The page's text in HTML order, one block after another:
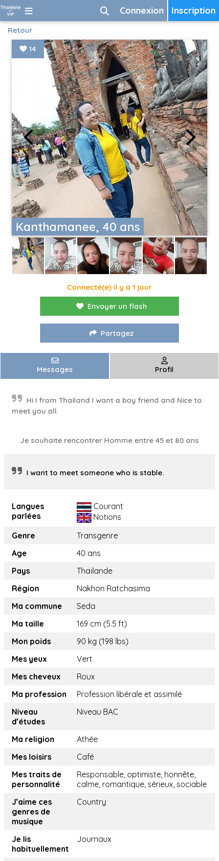
Inscription
Connexion
Retour
Kanthamanee, 40 ans
14
Connecté(e) il y a 1 jour
Envoyer un flash
Partagez
Messages Profil
Hi I from Thailand I want a boy friend and Nice to
meet you all.
Je souhaite rencontrer Homme entre 45 et 80 ans
I want to meet someone who is stable.
Langues
parlées
Courant
Notions
Genre
Transgenre
Age
40 ans
Pays
Thaïlande
Région
Nakhon Ratchasima
Ma commune
Seda
Ma taille
169 cm (5.5 ft)
Mon poids
90 kg (198 lbs)
Mes yeux
Vert
Mes cheveux
Roux
Ma profession
Profession libérale et assimilé
Niveau
d’études
Niveau BAC
Ma religion
Athée
Mes loisirs
Café
Mes traits de
personnalité
Responsable, optimiste, honnête,
calme, romantique, sérieux, sociable
J’aime ces
genres de
musique
Country
Je lis
habituellement
Journaux